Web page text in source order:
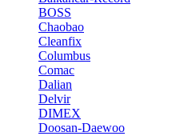
BOSS
Chaobao
Cleanfix
Columbus
Comac
Dalian
Delvir
DIMEX
Doosan-Daewoo